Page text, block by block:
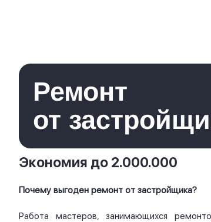
Ремонт
от
Экономия до 2.000.000
Почему выгоден ремонт от застройщика?
Работа мастеров, занимающихся